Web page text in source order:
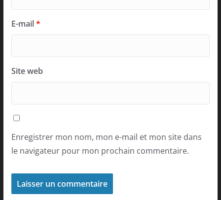
E-mail*
Site web
Enregistrer mon nom, mon e-mail et mon site dans
le navigateur pour mon prochain commentaire.